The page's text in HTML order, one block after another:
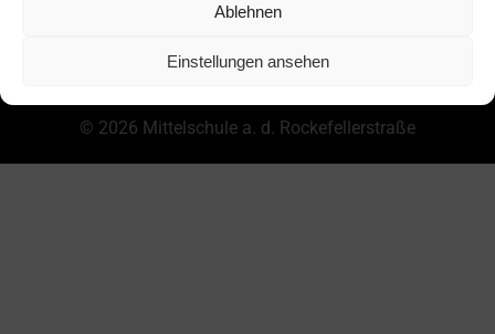
Ablehnen
Einstellungen ansehen
© 2026 Mittelschule a. d. Rockefellerstraße